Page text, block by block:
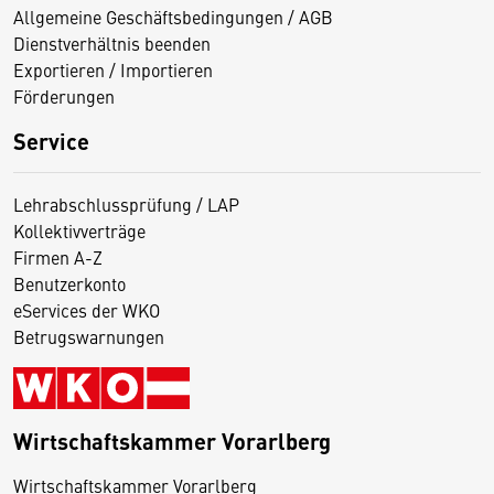
Allgemeine Geschäftsbedingungen / AGB
Dienstverhältnis beenden
Exportieren / Importieren
Förderungen
Service
Lehrabschlussprüfung / LAP
Kollektivverträge
Firmen A-Z
Benutzerkonto
eServices der WKO
Betrugswarnungen
Wirtschaftskammer Vorarlberg
Wirtschaftskammer Vorarlberg
D